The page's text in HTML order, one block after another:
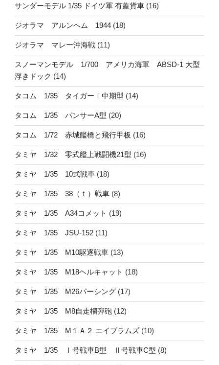
サンダーモデル 1/35 ドイツ軍 有蓋貨車 (16)
ジオラマ アルンヘム 1944 (18)
ジオラマ マレー沖海戦 (11)
スノーマンモデル 1/700 アメリカ海軍 ABSD-1 大型
浮きドック (14)
タコム 1/35 タイガーⅠ中期型 (14)
タコム 1/35 パンサーA型 (20)
タコム 1/72 赤城艦橋と飛行甲板 (16)
タミヤ 1/32 零式艦上戦闘機21型 (16)
タミヤ 1/35 10式戦車 (18)
タミヤ 1/35 38（ｔ）戦車 (8)
タミヤ 1/35 A34コメット (19)
タミヤ 1/35 JSU-152 (11)
タミヤ 1/35 M10駆逐戦車 (13)
タミヤ 1/35 M18ヘルキャット (18)
タミヤ 1/35 M26パーシング (17)
タミヤ 1/35 M8自走榴弾砲 (12)
タミヤ 1/35 M１Ａ２ エイブラムズ (10)
タミヤ 1/35 Ⅰ号戦車B型 Ⅱ号戦車C型 (8)